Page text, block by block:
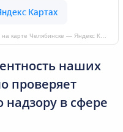
наших
проверяет
в сфере